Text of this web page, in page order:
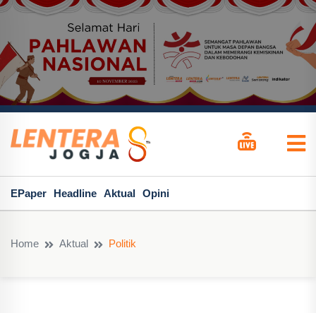
EPaper Headline Aktual Opini
Home Aktual Politik